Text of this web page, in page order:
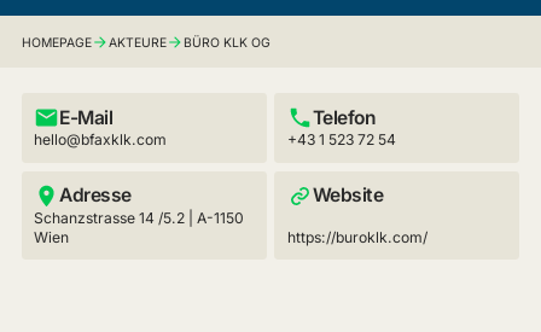
HOMEPAGE AKTEURE BÜRO KLK OG
E-Mail
hello@bfaxklk.com
Telefon
+43 1 523 72 54
Adresse
Schanzstrasse 14 /5.2 | A-1150
Wien
Website
https://buroklk.com/